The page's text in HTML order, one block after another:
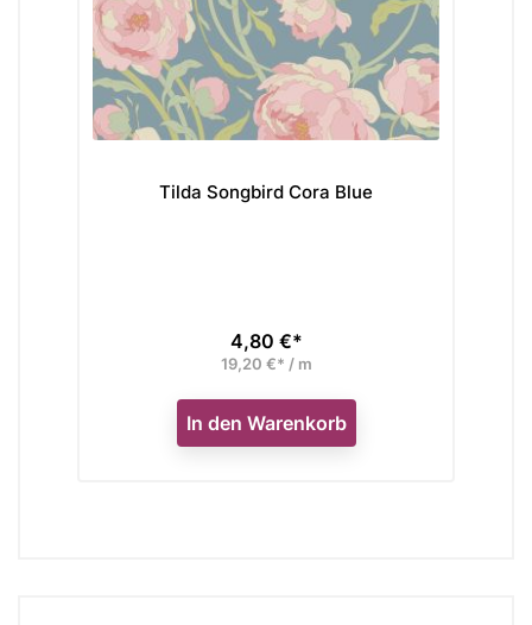
Tilda Songbird Cora Blue
Preis
4,80 €*
19,20 €* / m
In den Warenkorb